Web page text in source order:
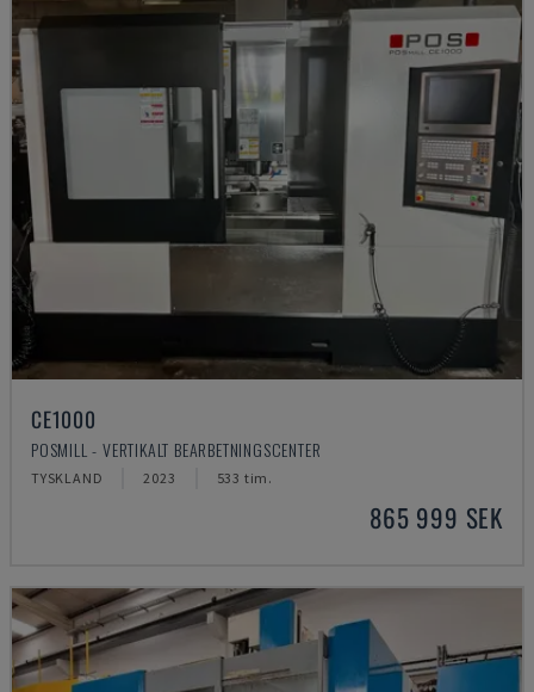
CE1000
POSMILL - VERTIKALT BEARBETNINGSCENTER
TYSKLAND 2023 533 tim.
865 999 SEK